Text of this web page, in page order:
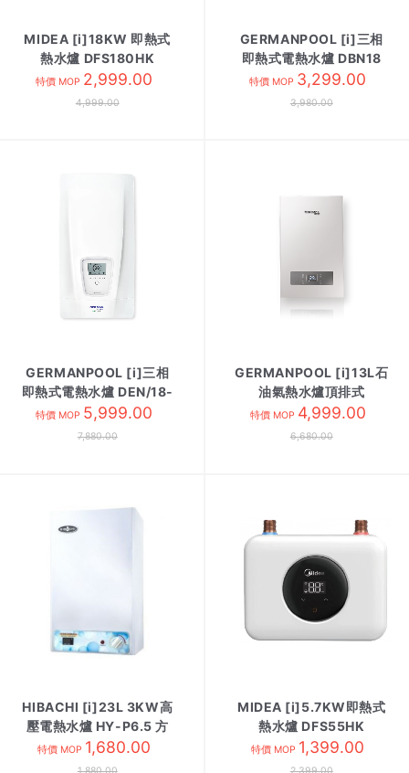
MIDEA [i]18KW 即熱式
熱水爐 DFS180HK
特價 MOP 2,999.00
4,999.00
GERMANPOOL [i]三相
即熱式電熱水爐 DBN18
特價 MOP 3,299.00
3,980.00
GERMANPOOL [i]三相
即熱式電熱水爐 DEN/18-
27KW
特價 MOP 5,999.00
7,880.00
GERMANPOOL [i]13L石
油氣熱水爐頂排式
GPS313-LG-U 白色
特價 MOP 4,999.00
6,680.00
HIBACHI [i]23L 3KW高
壓電熱水爐 HY-P6.5 方
型
特價 MOP 1,680.00
1,880.00
MIDEA [i]5.7KW即熱式
熱水爐 DFS55HK
特價 MOP 1,399.00
2,399.00